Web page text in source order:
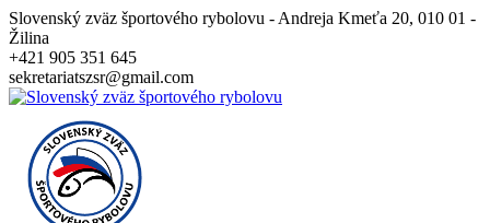
Slovenský zväz športového rybolovu - Andreja Kmeťa 20, 010 01 -
Žilina
+421 905 351 645
sekretariatszsr@gmail.com